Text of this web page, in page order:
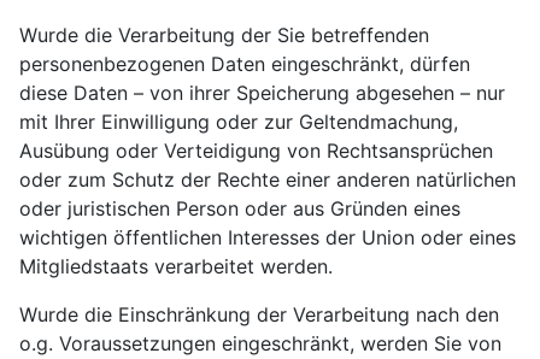
Wurde die Verarbeitung der Sie betreffenden
personenbezogenen Daten eingeschränkt, dürfen
diese Daten – von ihrer Speicherung abgesehen – nur
mit Ihrer Einwilligung oder zur Geltendmachung,
Ausübung oder Verteidigung von Rechtsansprüchen
oder zum Schutz der Rechte einer anderen natürlichen
oder juristischen Person oder aus Gründen eines
wichtigen öffentlichen Interesses der Union oder eines
Mitgliedstaats verarbeitet werden.
Wurde die Einschränkung der Verarbeitung nach den
o.g. Voraussetzungen eingeschränkt, werden Sie von